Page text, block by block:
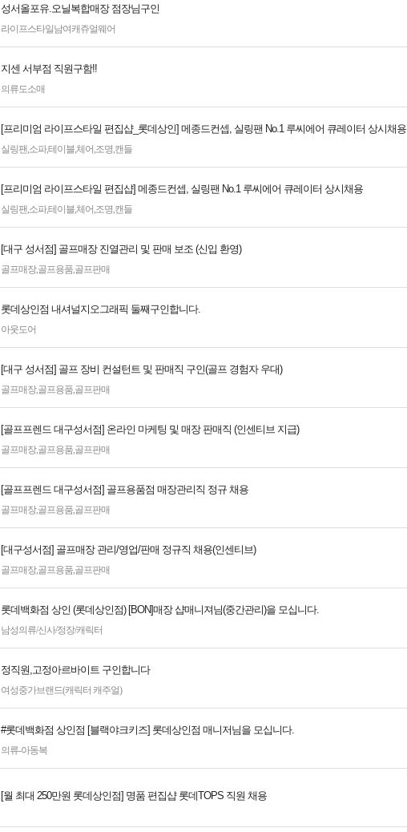
성서올포유.오닐복합매장 점장님구인
라이프스타일남여캐쥬얼웨어
지센 서부점 직원구함!!
의류도소매
[프리미엄 라이프스타일 편집샵_롯데상인] 메종드컨셉, 실링팬 No.1 루씨에어 큐레이터 상시채용
실링팬,소파,테이블,체어,조명,캔들
[프리미엄 라이프스타일 편집샵] 메종드컨셉, 실링팬 No.1 루씨에어 큐레이터 상시채용
실링팬,소파,테이블,체어,조명,캔들
[대구 성서점] 골프매장 진열관리 및 판매 보조 (신입 환영)
골프매장,골프용품,골프판매
롯데상인점 내셔널지오그래픽 둘째구인합니다.
아웃도어
[대구 성서점] 골프 장비 컨설턴트 및 판매직 구인(골프 경험자 우대)
골프매장,골프용품,골프판매
[골프프렌드 대구성서점] 온라인 마케팅 및 매장 판매직 (인센티브 지급)
골프매장,골프용품,골프판매
[골프프렌드 대구성서점] 골프용품점 매장관리직 정규 채용
골프매장,골프용품,골프판매
[대구성서점] 골프매장 관리/영업/판매 정규직 채용(인센티브)
골프매장,골프용품,골프판매
롯데백화점 상인 (롯데상인점) [BON]매장 샵매니져님(중간관리)을 모십니다.
남성의류/신사/정장/캐릭터
정직원,고정아르바이트 구인합니다
여성중가브랜드(캐릭터 캐주얼)
#롯데백화점 상인점 [블랙야크키즈] 롯데상인점 매니저님을 모십니다.
의류-아동복
[월 최대 250만원 롯데상인점] 명품 편집샵 롯데TOPS 직원 채용